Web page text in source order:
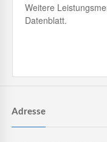
Weitere
Datenblatt.
Adresse